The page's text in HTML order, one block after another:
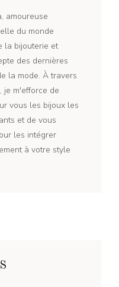
amoureuse
du monde
la bijouterie et
des dernières
la mode. À travers
je m'efforce de
vous les bijoux les
et de vous
les intégrer
à votre style